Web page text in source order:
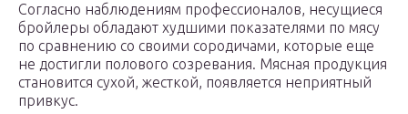
Согласно наблюдениям профессионалов, несущиеся
бройлеры обладают худшими показателями по мясу
по сравнению со своими сородичами, которые еще
не достигли полового созревания. Мясная продукция
становится сухой, жесткой, появляется неприятный
привкус.